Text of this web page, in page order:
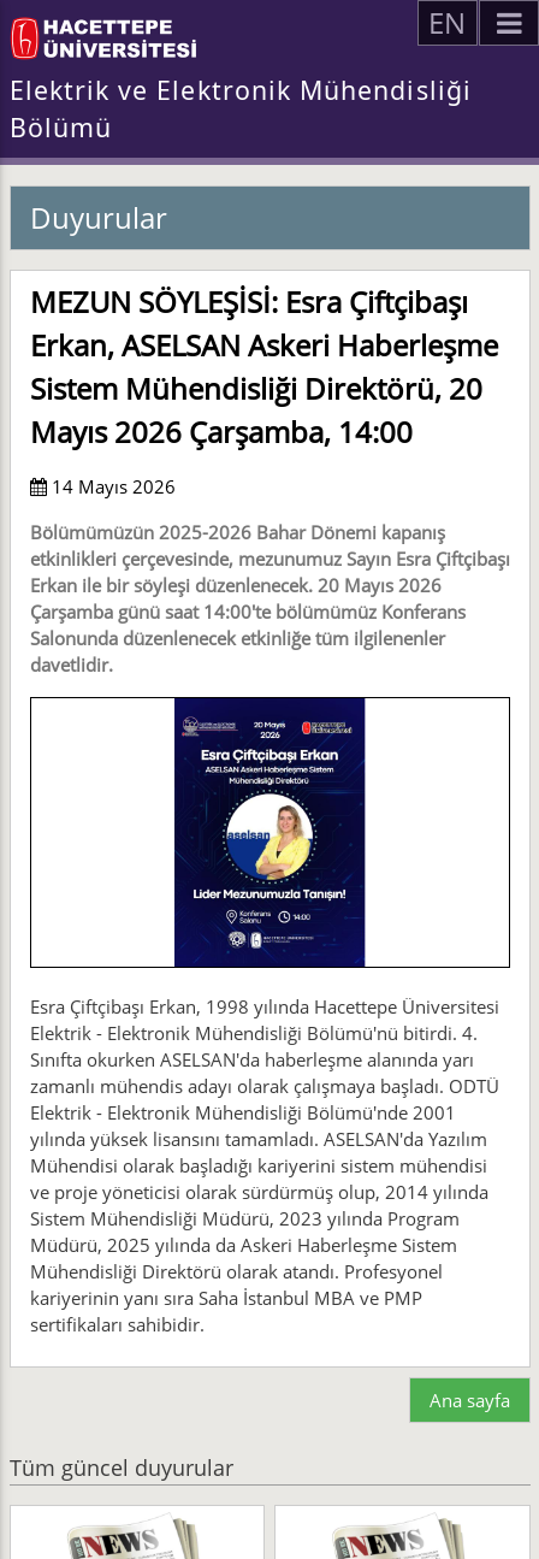
EN
Elektrik ve Elektronik Mühendisliği
Bölümü
Duyurular
MEZUN SÖYLEŞİSİ: Esra Çiftçibaşı
Erkan, ASELSAN Askeri Haberleşme
Sistem Mühendisliği Direktörü, 20
Mayıs 2026 Çarşamba, 14:00
14 Mayıs 2026
Bölümümüzün 2025-2026 Bahar Dönemi kapanış
etkinlikleri çerçevesinde, mezunumuz Sayın Esra Çiftçibaşı
Erkan ile bir söyleşi düzenlenecek. 20 Mayıs 2026
Çarşamba günü saat 14:00'te bölümümüz Konferans
Salonunda düzenlenecek etkinliğe tüm ilgilenenler
davetlidir.
Esra Çiftçibaşı Erkan, 1998 yılında Hacettepe Üniversitesi
Elektrik - Elektronik Mühendisliği Bölümü'nü bitirdi. 4.
Sınıfta okurken ASELSAN'da haberleşme alanında yarı
zamanlı mühendis adayı olarak çalışmaya başladı. ODTÜ
Elektrik - Elektronik Mühendisliği Bölümü'nde 2001
yılında yüksek lisansını tamamladı. ASELSAN'da Yazılım
Mühendisi olarak başladığı kariyerini sistem mühendisi
ve proje yöneticisi olarak sürdürmüş olup, 2014 yılında
Sistem Mühendisliği Müdürü, 2023 yılında Program
Müdürü, 2025 yılında da Askeri Haberleşme Sistem
Mühendisliği Direktörü olarak atandı. Profesyonel
kariyerinin yanı sıra Saha İstanbul MBA ve PMP
sertifikaları sahibidir.
Ana sayfa
Tüm güncel duyurular